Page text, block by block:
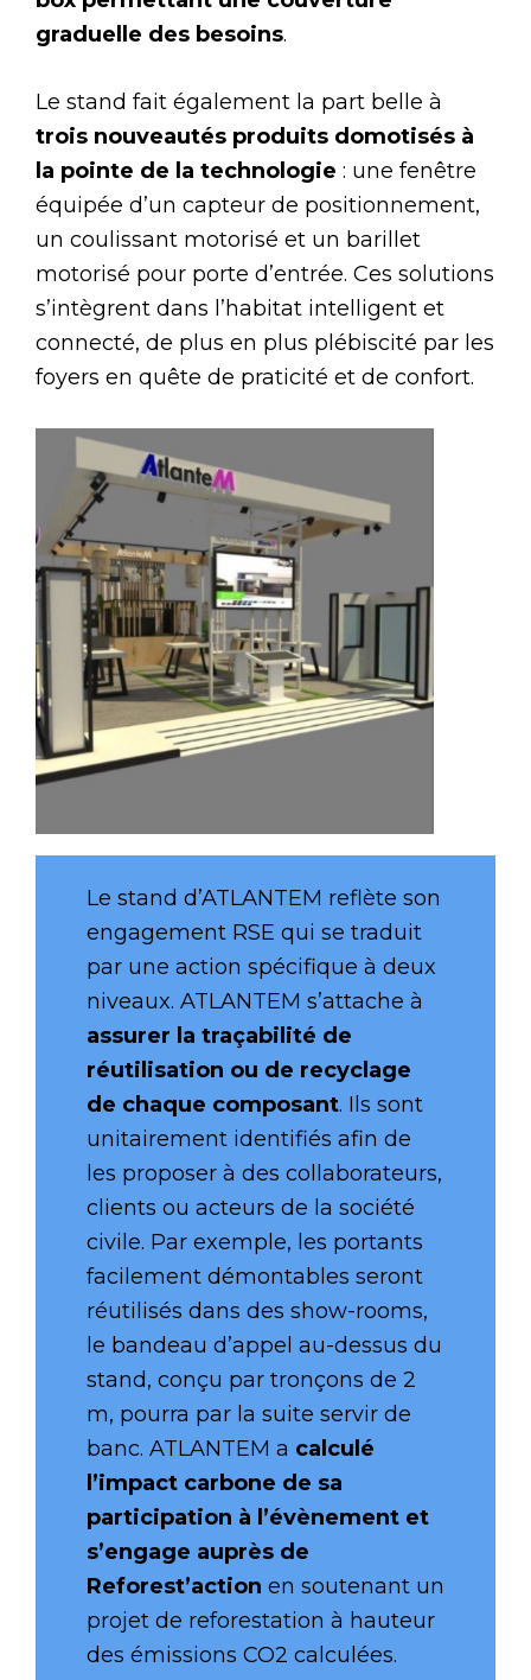
graduelle des besoins.
Le stand fait également la part belle à
trois nouveautés produits domotisés à
la pointe de la technologie : une fenêtre
équipée d’un capteur de positionnement,
un coulissant motorisé et un barillet
motorisé pour porte d’entrée. Ces solutions
s’intègrent dans l’habitat intelligent et
connecté, de plus en plus plébiscité par les
foyers en quête de praticité et de confort.
Le stand d’ATLANTEM reflète son
engagement RSE qui se traduit
par une action spécifique à deux
niveaux. ATLANTEM s’attache à
assurer la traçabilité de
réutilisation ou de recyclage
de chaque composant. Ils sont
unitairement identifiés afin de
les proposer à des collaborateurs,
clients ou acteurs de la société
civile. Par exemple, les portants
facilement démontables seront
réutilisés dans des show-rooms,
le bandeau d’appel au-dessus du
stand, conçu par tronçons de 2
m, pourra par la suite servir de
banc. ATLANTEM a calculé
l’impact carbone de sa
participation à l’évènement et
s’engage auprès de
Reforest’action en soutenant un
projet de reforestation à hauteur
des émissions CO2 calculées.